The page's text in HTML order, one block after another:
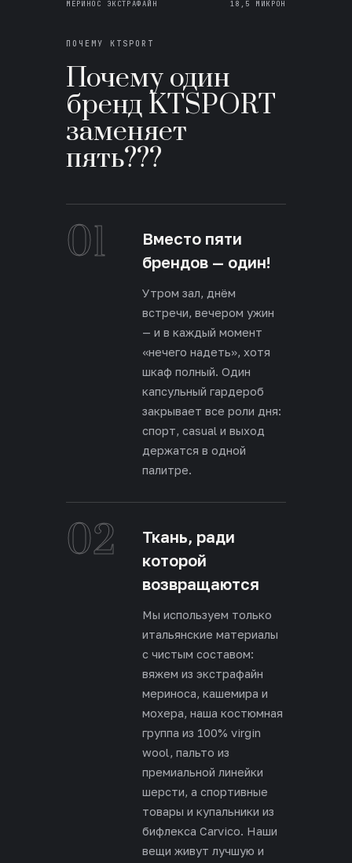
МЕРИНОС ЭКСТРАФАЙН 18,5 МИКРОН
ПОЧЕМУ KTSPORT
Почему один
бренд KTSPORT
заменяет
пять???
01
Вместо пяти
брендов — один!
Утром зал, днём
встречи, вечером ужин
— и в каждый момент
«нечего надеть», хотя
шкаф полный. Один
капсульный гардероб
закрывает все роли дня:
спорт, casual и выход
держатся в одной
палитре.
02
Ткань, ради
которой
возвращаются
Мы используем только
итальянские материалы
с чистым составом:
вяжем из экстрафайн
мериноса, кашемира и
мохера, наша костюмная
группа из 100% virgin
wool, пальто из
премиальной линейки
шерсти, а спортивные
товары и купальники из
бифлекса Carvico. Наши
вещи живут лучшую и